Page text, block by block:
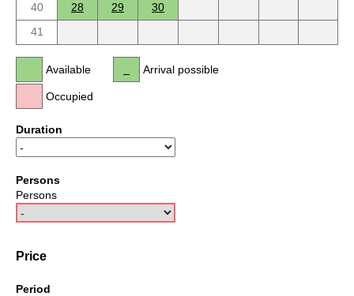
40
28 29
30
41
Available
Occupied
Arrival possible
Duration
Persons
Persons
Price
Period